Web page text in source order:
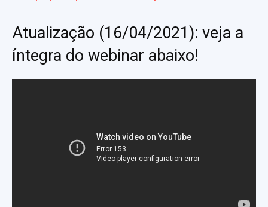
Atualização (16/04/2021): veja a
íntegra do webinar abaixo!